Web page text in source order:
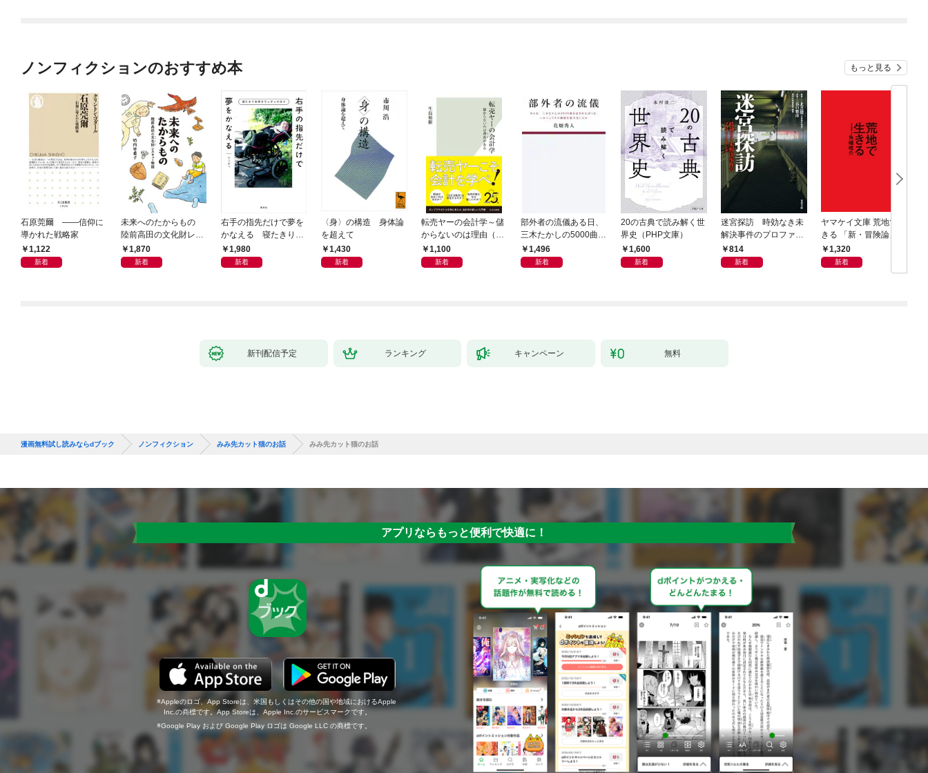
ノンフィクションのおすすめ本 もっと見る
石原莞爾 ――信仰に
導かれた戦略家
1,122
新着
未来へのたからもの
陸前高田の文化財レス
キュー物語
1,870
新着
右手の指先だけで夢を
かなえる 寝たきり系
男子ウッディの日々
1,980
新着
〈身〉の構造 身体論
を超えて
1,430
新着
転売ヤーの会計学～儲
からないのは理由（わ
け）がある～
1,100
新着
部外者の流儀ある日、
三木たかしの5000曲を
託されたぼくは、いか
にしてその価値を最大
1,496
新着
20の古典で読み解く世
界史（PHP文庫）
1,600
新着
迷宮探訪 時効なき未
解決事件のプロファイ
リング
814
新着
ヤマケイ文庫 荒地で生
きる 「新・冒険論」改
訂1,320
新着
新刊配信予定 ランキング キャンペーン 無料
漫画無料試し読みならdブック ノンフィクション みみ先カット猫のお話 みみ先カット猫のお話
アプリならもっと便利で快適に！
Appleのロゴ、App Storeは、米国もしくはその他の国や地域におけるApple
Inc.の商標です。App Storeは、Apple Inc.のサービスマークです。
Google Play および Google Play ロゴは Google LLC の商標です。